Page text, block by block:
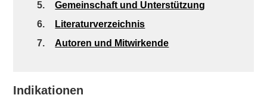
5.
Gemeinschaft und Unterstützung
6.
Literaturverzeichnis
7.
Autoren und Mitwirkende
Indikationen